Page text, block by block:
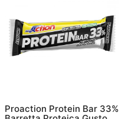
Proaction Protein Bar 33%